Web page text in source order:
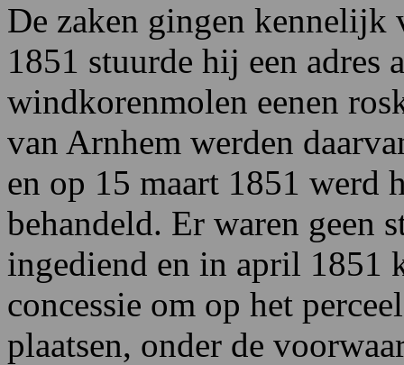
De zaken gingen
1851 stuurde hij een adres
windkorenmolen eenen
van Arnhem werden
en op 15 maart 1851 werd
behandeld. Er waren geen
ingediend en in april 1851
concessie om op het
plaatsen, onder de